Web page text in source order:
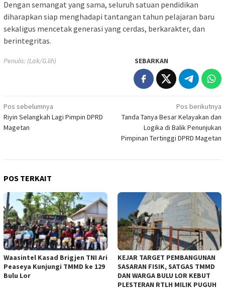
Dengan semangat yang sama, seluruh satuan pendidikan
diharapkan siap menghadapi tantangan tahun pelajaran baru
sekaligus mencetak generasi yang cerdas, berkarakter, dan
berintegritas.
Penulis: (Lak/G.lih) SEBARKAN
Navigasi
pos
Pos sebelumnya
Riyin Selangkah Lagi Pimpin DPRD
Magetan
Pos berikutnya
Tanda Tanya Besar Kelayakan dan
Logika di Balik Penunjukan
Pimpinan Tertinggi DPRD Magetan
POS TERKAIT
Waasintel Kasad Brigjen TNI Ari
Peaseya Kunjungi TMMD ke 129
Bulu Lor
KEJAR TARGET PEMBANGUNAN
SASARAN FISIK, SATGAS TMMD
DAN WARGA BULU LOR KEBUT
PLESTERAN RTLH MILIK PUGUH